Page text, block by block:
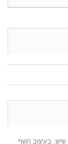
שיש, בעיצוב השף